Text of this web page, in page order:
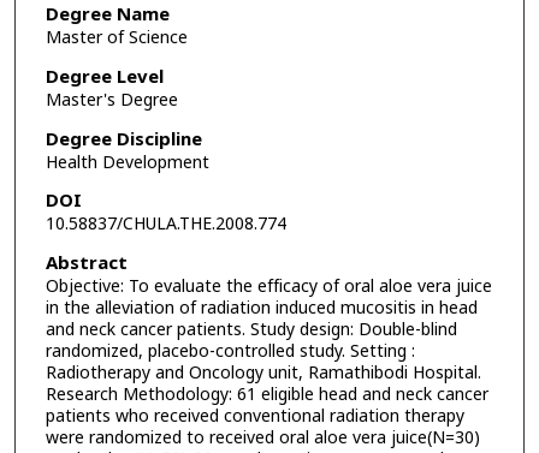
Degree Name
Master of Science
Degree Level
Master's Degree
Degree Discipline
Health Development
DOI
10.58837/CHULA.THE.2008.774
Abstract
Objective: To evaluate the efficacy of oral aloe vera juice
in the alleviation of radiation induced mucositis in head
and neck cancer patients. Study design: Double-blind
randomized, placebo-controlled study. Setting :
Radiotherapy and Oncology unit, Ramathibodi Hospital.
Research Methodology: 61 eligible head and neck cancer
patients who received conventional radiation therapy
were randomized to received oral aloe vera juice(N=30)